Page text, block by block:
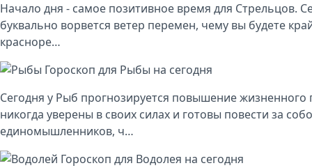
Начало дня - самое позитивное время для Стрельцов.
буквально ворвется ветер перемен, чему вы будете
красноре…
Гороскоп для Рыбы на сегодня
Сегодня у Рыб прогнозируется повышение жизненного
никогда уверены в своих силах и готовы повести за
единомышленников, ч…
Гороскоп для Водолея на сегодня